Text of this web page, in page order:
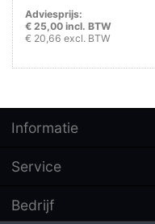
Adviesprijs:
€ 25,00 incl. BTW
€ 20,66 excl. BTW
Informatie
Service
Bedrijf